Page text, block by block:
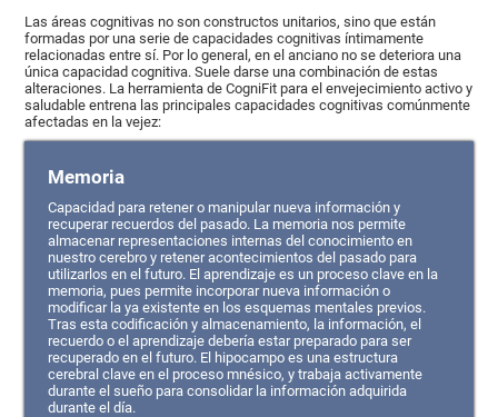
Las áreas cognitivas no son constructos unitarios, sino que están
formadas por una serie de capacidades cognitivas íntimamente
relacionadas entre sí. Por lo general, en el anciano no se deteriora una
única capacidad cognitiva. Suele darse una combinación de estas
alteraciones. La herramienta de CogniFit para el envejecimiento activo y
saludable entrena las principales capacidades cognitivas comúnmente
afectadas en la vejez:
Memoria
Capacidad para retener o manipular nueva información y
recuperar recuerdos del pasado. La memoria nos permite
almacenar representaciones internas del conocimiento en
nuestro cerebro y retener acontecimientos del pasado para
utilizarlos en el futuro. El aprendizaje es un proceso clave en la
memoria, pues permite incorporar nueva información o
modificar la ya existente en los esquemas mentales previos.
Tras esta codificación y almacenamiento, la información, el
recuerdo o el aprendizaje debería estar preparado para ser
recuperado en el futuro. El hipocampo es una estructura
cerebral clave en el proceso mnésico, y trabaja activamente
durante el sueño para consolidar la información adquirida
durante el día.